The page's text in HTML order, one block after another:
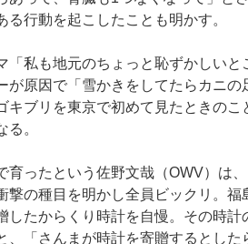
る行動を起こしたことも明かす。
私も地元のちょっと恥ずかしいと
が原因で「雪かきをしてたらカニ
キブリを東京で初めて見たときの
る。
ったという佐野文哉（OWV）は
撃の種目を明かし全員ビックリ。
したからくり時計を自慢。その時計
、「さんまが時計を寄贈するとし